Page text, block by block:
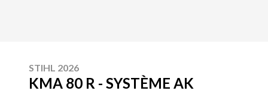
STIHL 2026
KMA 80 R - SYSTÈME AK